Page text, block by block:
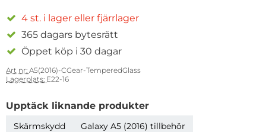
4 st. i lager eller fjärrlager
365 dagars bytesrätt
Öppet köp i 30 dagar
Art nr: A5(2016)-CGear-TemperedGlass
Lagerplats: E22-16
Upptäck liknande produkter
Skärmskydd Galaxy A5 (2016) tillbehör